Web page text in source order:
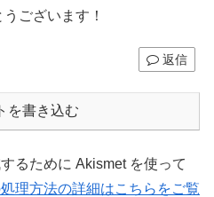
ございます！
返信
を書き込む
るために Akismet を使って
理方法の詳細はこちらをご覧